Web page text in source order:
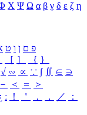
Χ Ψ Ω α β γ δ ε ζ η
פ ם ן ו ט
［ ］ ｛ ｝
√ ∽ ∝ ∵ ∫ ∬ ∈ ∋
－ ＜ ＝
＞
ː ！ ＇ ， ． ／
：